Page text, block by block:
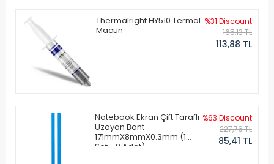
Thermalright HY510 Termal
Macun
%31 Discount
165,13 TL
113,88 TL
Notebook Ekran Çift Taraflı
Uzayan Bant
171mmX8mmX0.3mm (1
Set - 2 Adet)
%63 Discount
227,76 TL
85,41 TL